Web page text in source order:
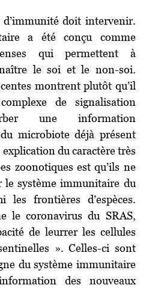
d’immunité doit intervenir.
a été conçu comme
qui permettent à
le soi et le non-soi.
montrent plutôt qu’il
de signalisation
une information
microbiote déjà présent
du caractère très
zoonotiques est qu’ils ne
le système immunitaire du
frontières d’espèces.
le coronavirus du SRAS,
de leurrer les cellules
». Celles-ci sont
du système immunitaire
des nouveaux